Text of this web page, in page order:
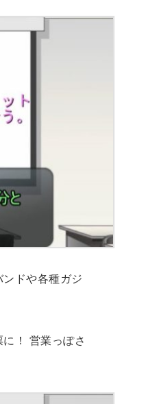
ドや各種ガジ
！ 営業っぽさ